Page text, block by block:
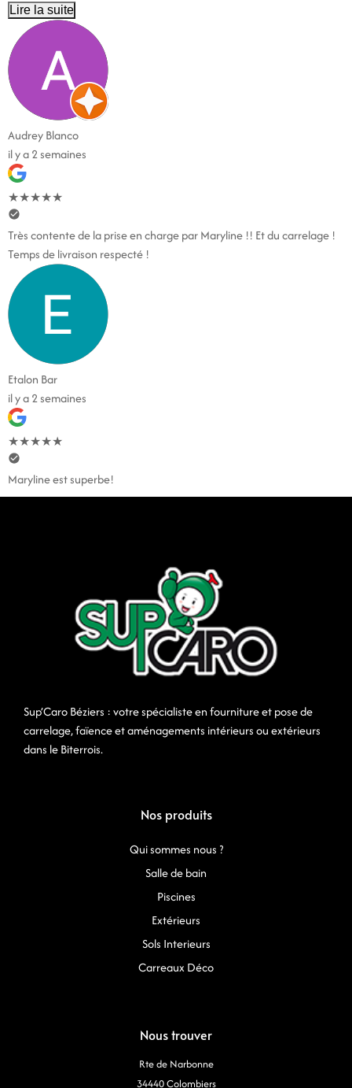
Lire la suite
Audrey Blanco
il y a 2 semaines
★★★★★
Très contente de la prise en charge par Maryline !! Et du carrelage !
Temps de livraison respecté !
Etalon Bar
il y a 2 semaines
★★★★★
Maryline est superbe!
Sup’Caro Béziers : votre spécialiste en fourniture et pose de
carrelage, faïence et aménagements intérieurs ou extérieurs
dans le Biterrois.
Nos produits
Qui sommes nous ?
Salle de bain
Piscines
Extérieurs
Sols Interieurs
Carreaux Déco
Nous trouver
Rte de Narbonne
34440 Colombiers